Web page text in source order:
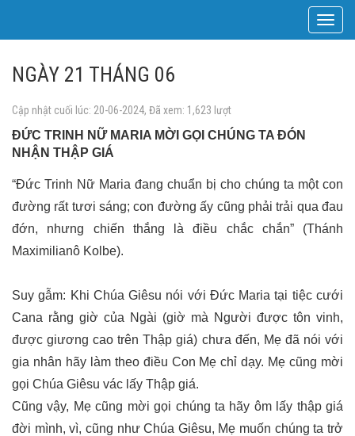
Toggle
NGÀY 21 THÁNG 06
Cập nhật cuối lúc: 20-06-2024, Đã xem: 1,623 lượt
ĐỨC TRINH NỮ MARIA MỜI GỌI CHÚNG TA ĐÓN
NHẬN THẬP GIÁ
“Đức Trinh Nữ Maria đang chuẩn bị cho chúng ta một con
đường rất tươi sáng; con đường ấy cũng phải trải qua đau
đớn, nhưng chiến thắng là điều chắc chắn” (Thánh
Maximilianô Kolbe).
Suy gẫm: Khi Chúa Giêsu nói với Đức Maria tại tiệc cưới
Cana rằng giờ của Ngài (giờ mà Người được tôn vinh,
được giương cao trên Thập giá) chưa đến, Mẹ đã nói với
gia nhân hãy làm theo điều Con Mẹ chỉ dạy. Mẹ cũng mời
gọi Chúa Giêsu vác lấy Thập giá.
Cũng vậy, Mẹ cũng mời gọi chúng ta hãy ôm lấy thập giá
đời mình, vì, cũng như Chúa Giêsu, Mẹ muốn chúng ta trở